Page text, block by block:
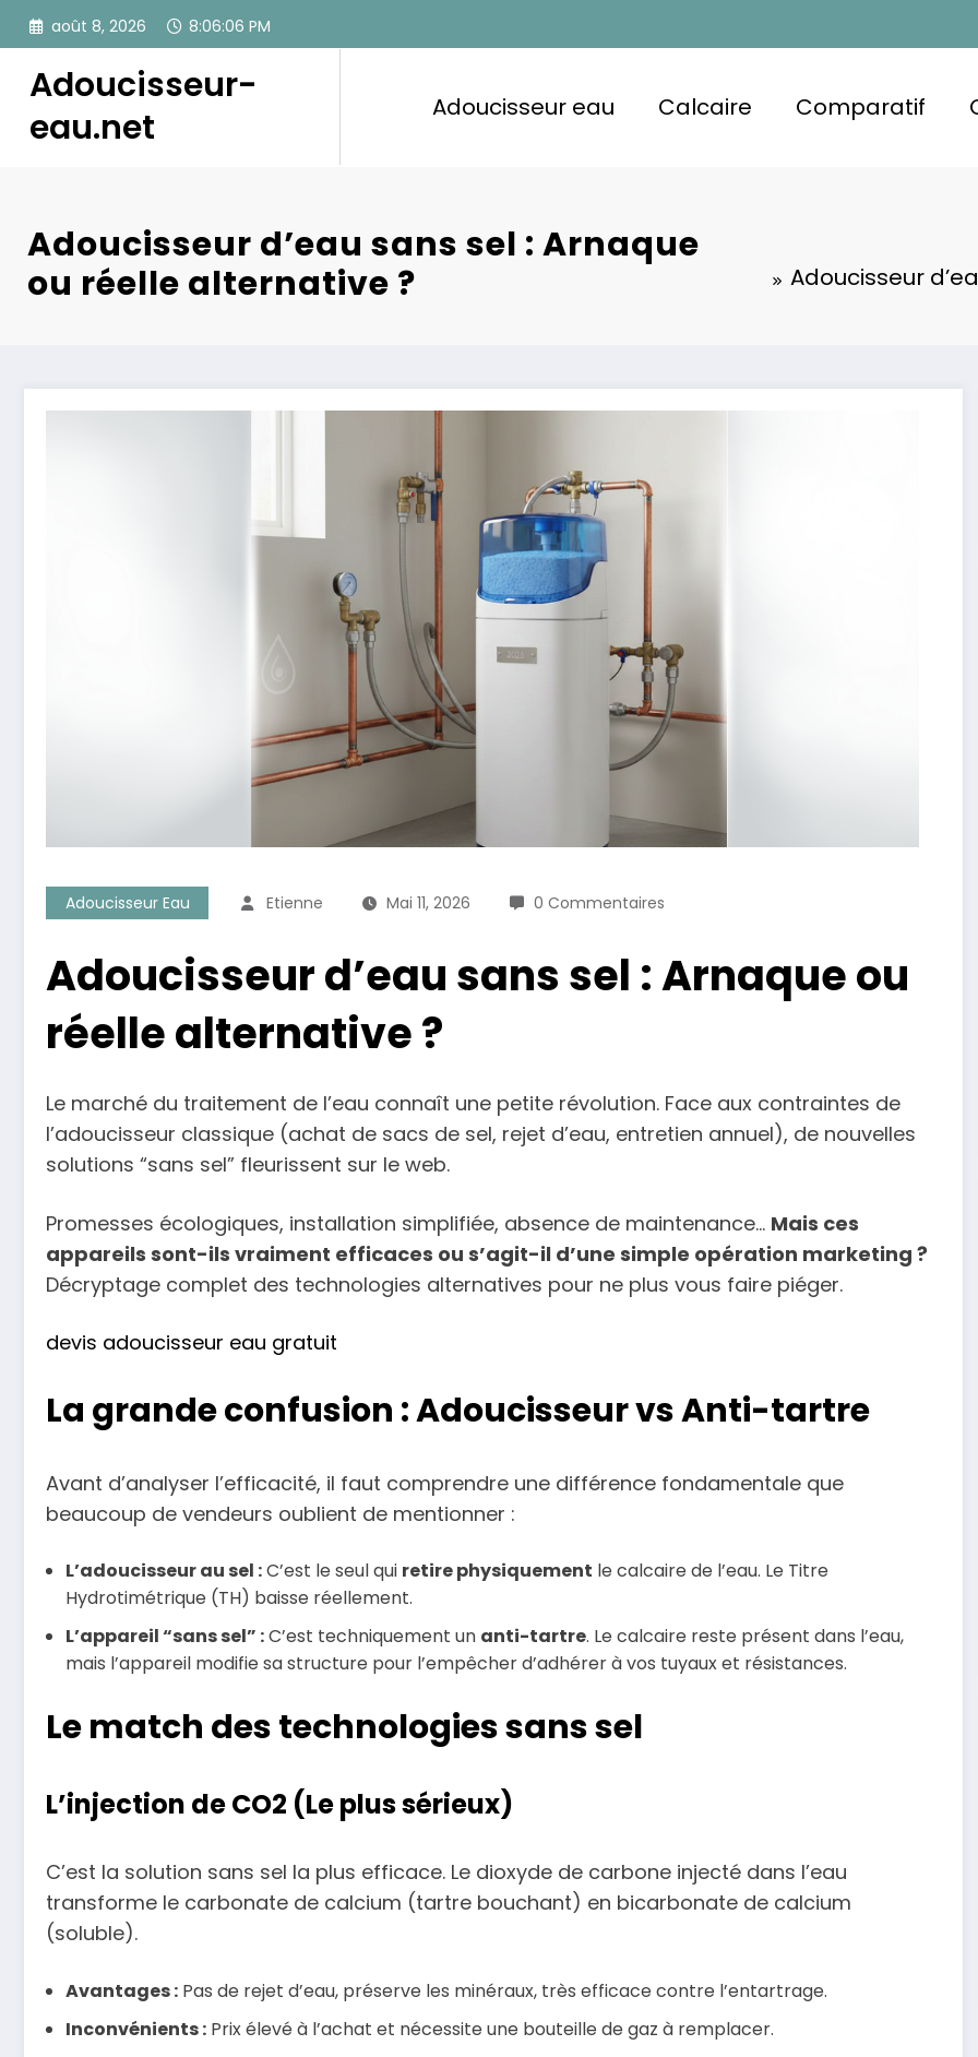
Aller
contenu
août 8, 2026 8:06:07 PM
Adoucisseur-
eau.net
Adoucisseur eau Calcaire Comparatif
Adoucisseur d’eau sans sel : Arnaque
ou réelle alternative ?
Adoucisseur
Adoucisseur Eau Etienne Mai 11, 2026 0 Commentaires
Adoucisseur d’eau sans sel : Arnaque ou
réelle alternative ?
Le marché du traitement de l’eau connaît une petite révolution. Face aux contraintes de
l’adoucisseur classique (achat de sacs de sel, rejet d’eau, entretien annuel), de nouvelles
solutions “sans sel” fleurissent sur le web.
Promesses écologiques, installation simplifiée, absence de maintenance… Mais ces
appareils sont-ils vraiment efficaces ou s’agit-il d’une simple opération marketing ?
Décryptage complet des technologies alternatives pour ne plus vous faire piéger.
devis adoucisseur eau gratuit
La grande confusion : Adoucisseur vs Anti-tartre
Avant d’analyser l’efficacité, il faut comprendre une différence fondamentale que
beaucoup de vendeurs oublient de mentionner :
L’adoucisseur au sel :C’est le seul qui retire physiquement le calcaire de l’eau. Le Titre
Hydrotimétrique (TH) baisse réellement.
L’appareil “sans sel” :C’est techniquement un anti-tartre. Le calcaire reste présent dans l’eau,
mais l’appareil modifie sa structure pour l’empêcher d’adhérer à vos tuyaux et résistances.
Le match des technologies sans sel
L’injection de CO2 (Le plus sérieux)
C’est la solution sans sel la plus efficace. Le dioxyde de carbone injecté dans l’eau
transforme le carbonate de calcium (tartre bouchant) en bicarbonate de calcium
(soluble).
Avantages : Pas de rejet d’eau, préserve les minéraux, très efficace contre l’entartrage.
Inconvénients : Prix élevé à l’achat et nécessite une bouteille de gaz à remplacer.